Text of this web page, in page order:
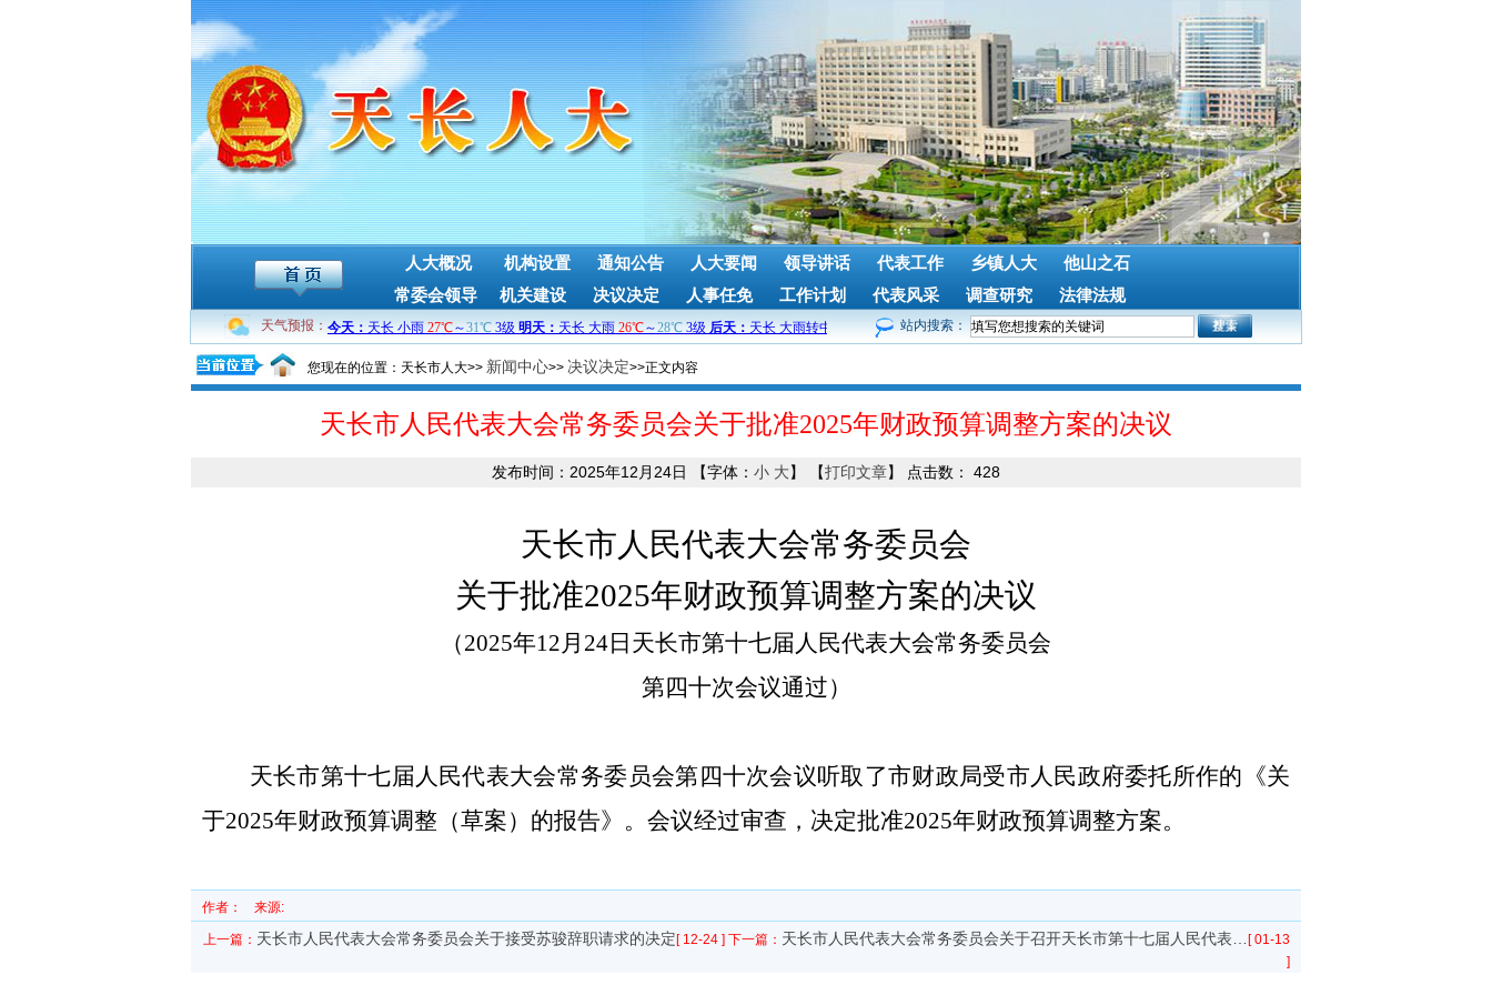
人大概况 机构设置 通知公告 人大要闻 领导讲话 代表工作 乡镇人大
他山之石
常委会领导
机关建设 决议决定 人事任免 工作计划 代表风采 调查研究 法律法规
天气预报： 站内搜索：
您现在的位置：天长市人大>> 新闻中心>> 决议决定>>正文内容
天长市人民代表大会常务委员会关于批准2025年财政预算调整方案的决议
发布时间：2025年12月24日 【字体： 小 大】 【打印文章】 点击数： 428
天长市人民代表大会常务委员会
关于批准2025年财政预算调整方案的决议
（2025年12月24日天长市第十七届人民代表大会常务委员会
第四十次会议通过）
天长市第十七届人民代表大会常务委员会第四十次会议听取了市财政局受市人民政府委托所作的《关
于2025年财政预算调整（草案）的报告》。会议经过审查，决定批准2025年财政预算调整方案。
作者： 来源:
上一篇： 天长市人民代表大会常务委员会关于接受苏骏辞职请求的决定[ 12-24 ] 下一篇： 天长市人民代表大会常务委员会关于召开天长市第十七届人民代表…
[ 01-13
]